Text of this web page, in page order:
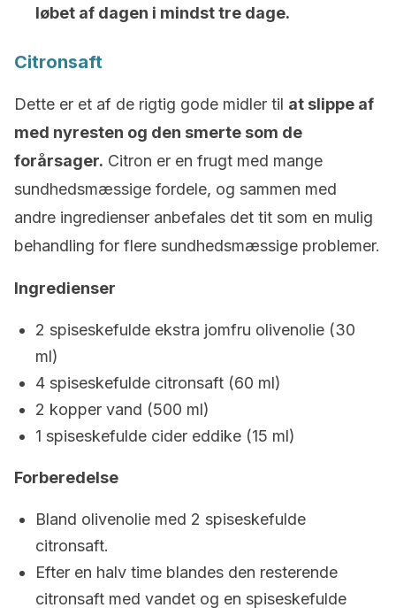
løbet af dagen i mindst tre dage.
Citronsaft
Dette er et af de rigtig gode midler til at slippe af
med nyresten og den smerte som de
forårsager. Citron er en frugt med mange
sundhedsmæssige fordele, og sammen med
andre ingredienser anbefales det tit som en mulig
behandling for flere sundhedsmæssige problemer.
Ingredienser
2 spiseskefulde ekstra jomfru olivenolie (30
ml)
4 spiseskefulde citronsaft (60 ml)
2 kopper vand (500 ml)
1 spiseskefulde cider eddike (15 ml)
Forberedelse
Bland olivenolie med 2 spiseskefulde
citronsaft.
Efter en halv time blandes den resterende
citronsaft med vandet og en spiseskefulde